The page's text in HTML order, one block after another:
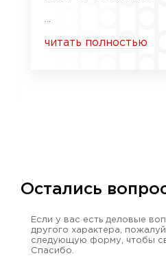
читать полностью
Остались
Если у вас есть деловые
другого характера,
следующую форму, чтобы
Спасибо.